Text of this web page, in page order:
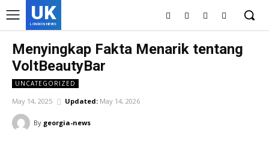
UK
LONDON NEWS
Menyingkap Fakta Menarik tentang
VoltBeautyBar
UNCATEGORIZED
May 14, 2025 Updated: May 14, 2026
By georgia-news